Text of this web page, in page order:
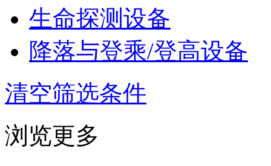
生命探测设备
降落与登乘/登高设备
清空筛选条件
浏览更多